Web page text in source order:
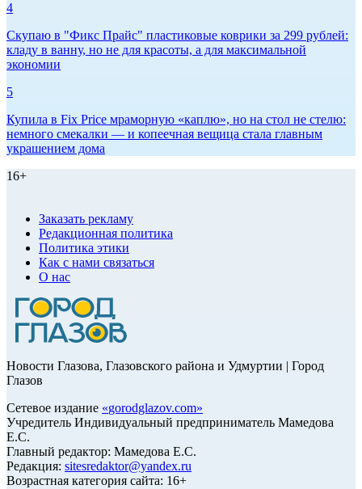
4
Скупаю в "Фикс Прайс" пластиковые коврики за 299 рублей:
кладу в ванну, но не для красоты, а для максимальной
экономии
5
Купила в Fix Price мраморную «каплю», но на стол не стелю:
немного смекалки — и копеечная вещица стала главным
украшением дома
16+
Заказать рекламу
Редакционная политика
Политика этики
Как с нами связаться
О нас
Новости Глазова, Глазовского района и Удмуртии | Город
Глазов
Сетевое издание «gorodglazov.com»
Учредитель Индивидуальный предприниматель Мамедова
Е.С.
Главный редактор: Мамедова Е.С.
Редакция: sitesredaktor@yandex.ru
Возрастная категория сайта: 16+